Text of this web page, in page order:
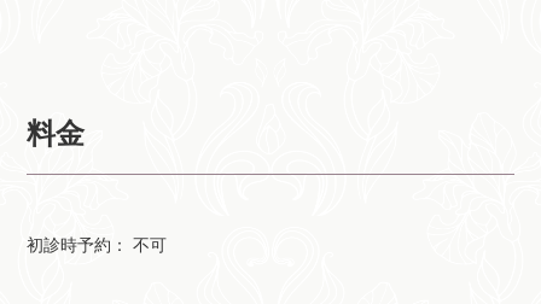
料金
初診時予約： 不可